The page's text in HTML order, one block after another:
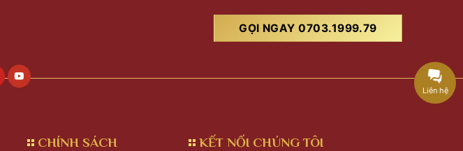
GỌI NGAY 0703.1999.79
CHÍNH SÁCH KẾT NỐI CHÚNG TÔI
Liên hệ